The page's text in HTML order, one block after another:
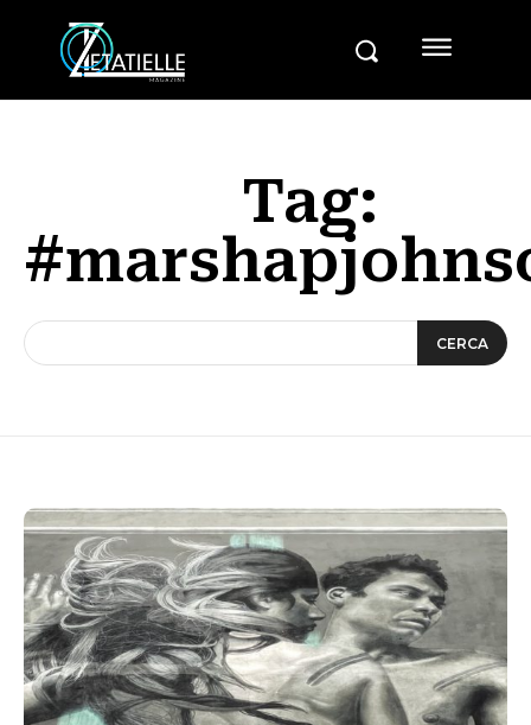
Tag:
CERCA